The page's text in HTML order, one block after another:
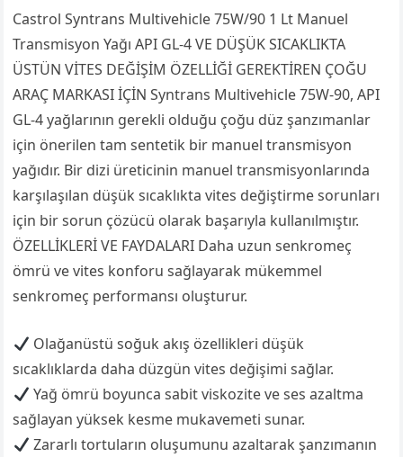
Castrol Syntrans Multivehicle 75W/90 1 Lt Manuel
Transmisyon Yağı API GL-4 VE DÜŞÜK SICAKLIKTA
ÜSTÜN VİTES DEĞİŞİM ÖZELLİĞİ GEREKTİREN ÇOĞU
ARAÇ MARKASI İÇİN Syntrans Multivehicle 75W-90, API
GL-4 yağlarının gerekli olduğu çoğu düz şanzımanlar
için önerilen tam sentetik bir manuel transmisyon
yağıdır. Bir dizi üreticinin manuel transmisyonlarında
karşılaşılan düşük sıcaklıkta vites değiştirme sorunları
için bir sorun çözücü olarak başarıyla kullanılmıştır.
ÖZELLİKLERİ VE FAYDALARI Daha uzun senkromeç
ömrü ve vites konforu sağlayarak mükemmel
senkromeç performansı oluşturur.
Olağanüstü soğuk akış özellikleri düşük
sıcaklıklarda daha düzgün vites değişimi sağlar.
Yağ ömrü boyunca sabit viskozite ve ses azaltma
sağlayan yüksek kesme mukavemeti sunar.
Zararlı tortuların oluşumunu azaltarak şanzımanın